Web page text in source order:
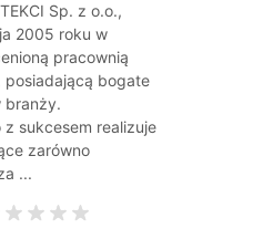
Sp. z o.o.,
2005 roku w
pracownią
bogate
branży.
sukcesem realizuje
zarówno
...